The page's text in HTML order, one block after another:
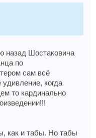
назад Шостаковича
по
сам всё
когда
то кардинально
как и табы. Но табы